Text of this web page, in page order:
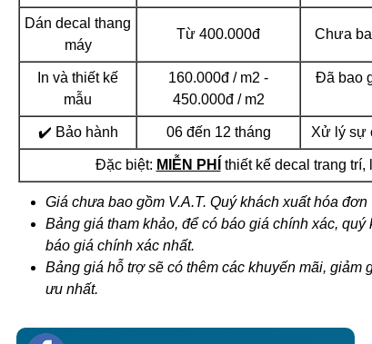
Dán decal thang
máy
Từ 400.000đ Chưa
In và thiết kế
mẫu
160.000đ / m2 -
450.000đ / m2
Đã bao
✔️ Bảo hành 06 đến 12 tháng Xử lý sự
Đặc biệt: MIỄN PHÍ thiết kế decal trang trí,
Giá chưa bao gồm V.A.T. Quý khách xuất hóa
Bảng giá tham khảo, để có báo giá chính xác,
báo giá chính xác nhất.
Bảng giá hỗ trợ sẽ có thêm các khuyến mãi,
ưu nhất.